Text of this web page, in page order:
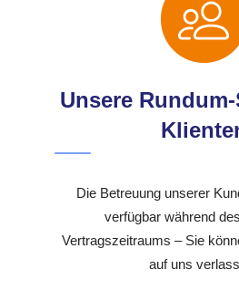
Unsere
Die Betreuung unserer
verfügbar während
Vertragszeitraums – Sie
auf uns